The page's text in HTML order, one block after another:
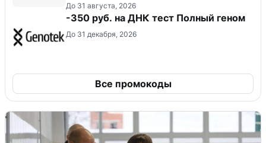
До 31 августа, 2026
-350 руб. на ДНК тест Полный геном
До 31 декабря, 2026
Все промокоды